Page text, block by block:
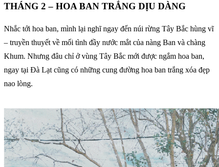
THÁNG 2 – HOA BAN TRẮNG DỊU DÀNG
Nhắc tới hoa ban, mình lại nghĩ ngay đến núi rừng Tây Bắc hùng vĩ
– truyền thuyết về mối tình đầy nước mắt của nàng Ban và chàng
Khum. Nhưng đâu chỉ ở vùng Tây Bắc mới được ngắm hoa ban,
ngay tại Đà Lạt cũng có những cung đường hoa ban trắng xóa đẹp
nao lòng.